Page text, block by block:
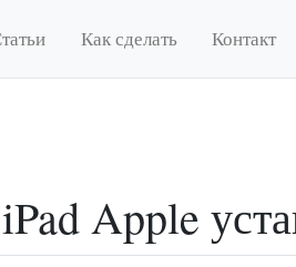
Как сделать Контакт
Apple